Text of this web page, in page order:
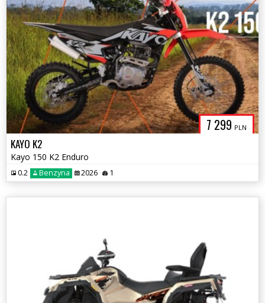
7 299 PLN
KAYO K2
Kayo 150 K2 Enduro
0.2 Benzyna 2026 1